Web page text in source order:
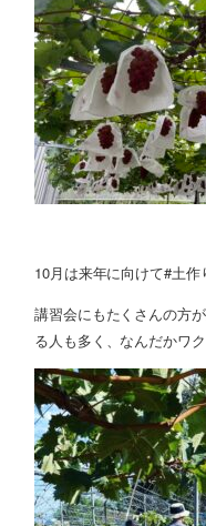
10月は来年に向けて#土作
講習会にもたくさんの方
る人も多く、なんだかワク